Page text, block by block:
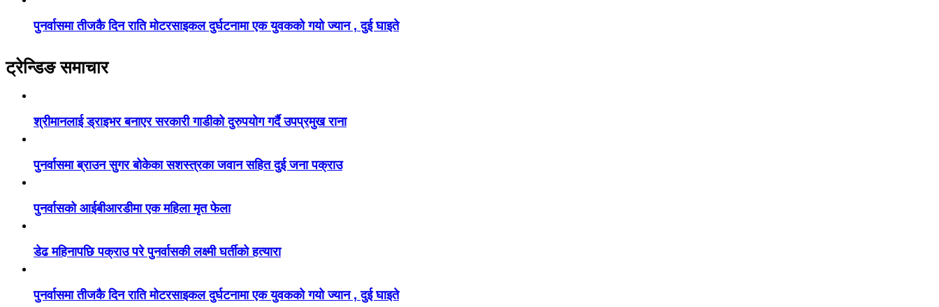
पुनर्वासमा तीजकै दिन राति मोटरसाइकल दुर्घटनामा एक युवकको गयो ज्यान , दुई घाइते
ट्रेन्डिङ समाचार
श्रीमानलाई ड्राइभर बनाएर सरकारी गाडीको दुरुपयोग गर्दै उपप्रमुख राना
पुनर्वासमा ब्राउन सुगर बोकेका सशस्त्रका जवान सहित दुई जना पक्राउ
पुनर्वासको आईबीआरडीमा एक महिला मृत फेला
डेढ महिनापछि पक्राउ परे पुनर्वासकी लक्ष्मी घर्तीको हत्यारा
पुनर्वासमा तीजकै दिन राति मोटरसाइकल दुर्घटनामा एक युवकको गयो ज्यान , दुई घाइते